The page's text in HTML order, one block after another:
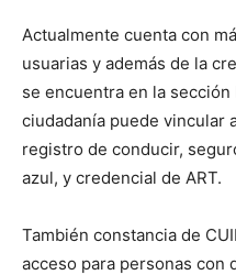
Actualmente cuenta con
usuarias y además de la
se encuentra en la
ciudadanía puede vincular
registro de conducir,
azul, y credencial de ART.
También constancia de
acceso para personas con